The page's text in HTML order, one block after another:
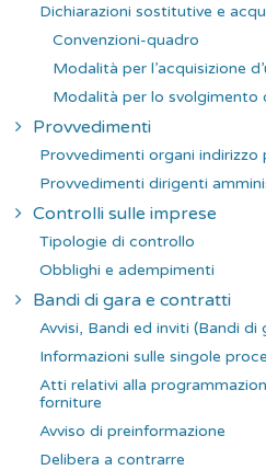
Dichiarazioni sostitutive e
Convenzioni-quadro
Modalità per l’acquisizione
Modalità per lo svolgimento
Provvedimenti
Provvedimenti organi indirizzo
Provvedimenti dirigenti
Controlli sulle imprese
Tipologie di controllo
Obblighi e adempimenti
Bandi di gara e contratti
Avvisi, Bandi ed inviti (Bandi di
Informazioni sulle singole
Atti relativi alla
forniture
Avviso di preinformazione
Delibera a contrarre